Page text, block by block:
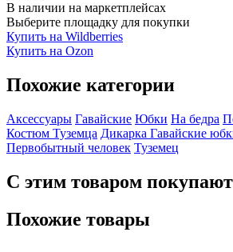
В наличии на маркетплейсах
Выберите площадку для покупки
Купить на Wildberries
Купить на Ozon
Похожие категории
Аксессуары Гавайские Юбки На бедра
Костюм Туземца Дикарка Гавайские
Первобытный человек Туземец
С этим товаром покупают
Похожие товары